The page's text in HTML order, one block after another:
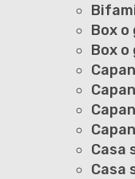
Box o
Box o
Casa
Casa